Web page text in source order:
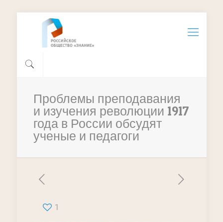
Проблемы преподавания
и изучения революции 1917
года в России обсудят
ученые и педагоги
1